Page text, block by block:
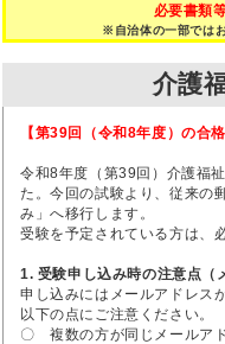
必要書類
※自治体の一部では
介護
【第39回（令和8年度）の合
令和8年度（第39回）介護福
た。今回の試験より、従来の
み」へ移行します。
受験を予定されている方は、
1. 受験申し込み時の注意点（
申し込みにはメールアドレス
以下の点にご注意ください。
〇 複数の方が同じメールア